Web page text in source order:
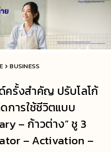
BUSINESS
ครั้งสำคัญ ปรับโลโก้
การใช้ชีวิตแบบ
– ก้าวต่าง” ชู 3
– Activation –